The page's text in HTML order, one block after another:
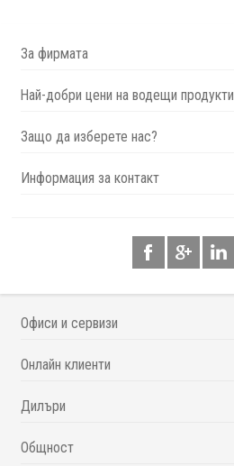
За фирмата
Най-добри цени на водещи продукти
Защо да изберете нас?
Информация за контакт
Офиси и сервизи
Онлайн клиенти
Дилъри
Общност